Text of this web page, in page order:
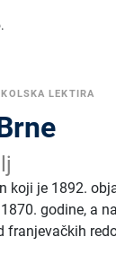
LEKTIRA
koji je 1892.
godine, a
franjevačkih